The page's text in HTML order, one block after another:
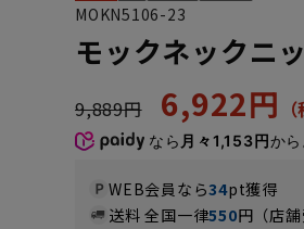
MOKN5106-23
モックネックニ
9,889円 6,922円
なら 月々1,153円か
WEB会員なら34pt獲得
送料 全国一律550円（店